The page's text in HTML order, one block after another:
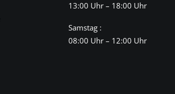
13:00 Uhr – 18:00 Uhr
Samstag :
08:00 Uhr – 12:00 Uhr